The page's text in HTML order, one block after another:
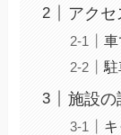
アクセ
駐
施設の